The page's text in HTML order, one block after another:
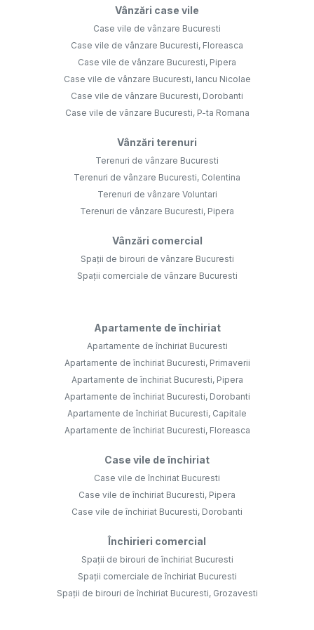
Vânzări case vile
Case vile de vânzare Bucuresti
Case vile de vânzare Bucuresti, Floreasca
Case vile de vânzare Bucuresti, Pipera
Case vile de vânzare Bucuresti, Iancu Nicolae
Case vile de vânzare Bucuresti, Dorobanti
Case vile de vânzare Bucuresti, P-ta Romana
Vânzări terenuri
Terenuri de vânzare Bucuresti
Terenuri de vânzare Bucuresti, Colentina
Terenuri de vânzare Voluntari
Terenuri de vânzare Bucuresti, Pipera
Vânzări comercial
Spații de birouri de vânzare Bucuresti
Spații comerciale de vânzare Bucuresti
Apartamente de închiriat
Apartamente de închiriat Bucuresti
Apartamente de închiriat Bucuresti, Primaverii
Apartamente de închiriat Bucuresti, Pipera
Apartamente de închiriat Bucuresti, Dorobanti
Apartamente de închiriat Bucuresti, Capitale
Apartamente de închiriat Bucuresti, Floreasca
Case vile de închiriat
Case vile de închiriat Bucuresti
Case vile de închiriat Bucuresti, Pipera
Case vile de închiriat Bucuresti, Dorobanti
Închirieri comercial
Spații de birouri de închiriat Bucuresti
Spații comerciale de închiriat Bucuresti
Spații de birouri de închiriat Bucuresti, Grozavesti